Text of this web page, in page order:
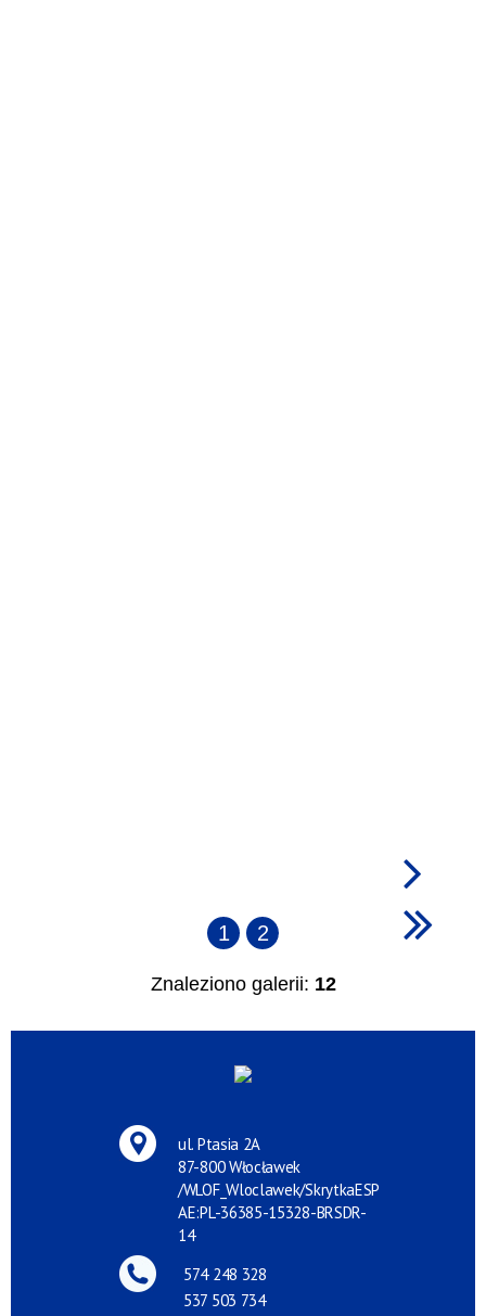
1 2
Znaleziono galerii: 12
ul. Ptasia 2A
87-800 Włocławek
/WLOF_Wloclawek/SkrytkaESP
AE:PL-36385-15328-BRSDR-
14
574 248 328
537 503 734